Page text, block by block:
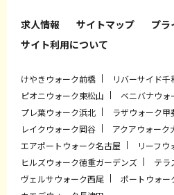
求人情報 サイトマップ
プラ
サイト利用について
けやきウォーク前橋
リバーサイド千
ピオニウォーク東松山
ベニバナウォ
プレ葉ウォーク浜北
ラザウォーク甲
レイクウォーク岡谷
アクアウォーク
エアポートウォーク名古屋
リーフウ
ヒルズウォーク徳重ガーデンズ
テラ
ヴェルサウォーク西尾
ポートウォー